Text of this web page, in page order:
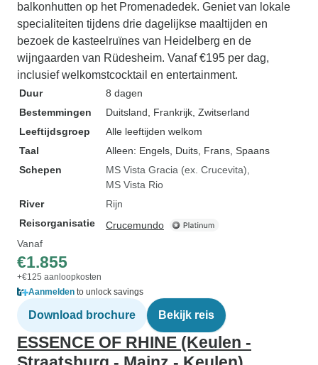
balkonhutten op het Promenadedek. Geniet van lokale
specialiteiten tijdens drie dagelijkse maaltijden en
bezoek de kasteelruïnes van Heidelberg en de
wijngaarden van Rüdesheim. Vanaf €195 per dag,
inclusief welkomstcocktail en entertainment.
Duur
8 dagen
Bestemmingen
Duitsland , Frankrijk , Zwitserland
Leeftijdsgroep
Alle leeftijden welkom
Taal
Alleen: Engels, Duits, Frans, Spaans
Schepen
MS Vista Gracia (ex. Crucevita)
MS Vista Rio
River
Rijn
Reisorganisatie
Crucemundo
Vanaf
€1.855
+€125 aanloopkosten
Aanmelden to unlock savings
Download brochure Bekijk reis
ESSENCE OF RHINE (Keulen -